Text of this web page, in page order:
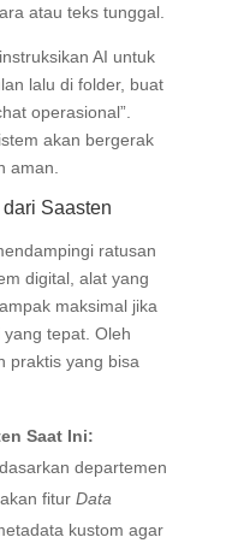
atau teks tunggal.
AI untuk
lalu di folder, buat
operasional”.
akan bergerak
aman.
Saasten
ratusan
digital, alat yang
maksimal jika
tepat. Oleh
praktis yang bisa
Saat Ini:
departemen
fitur Data
kustom agar